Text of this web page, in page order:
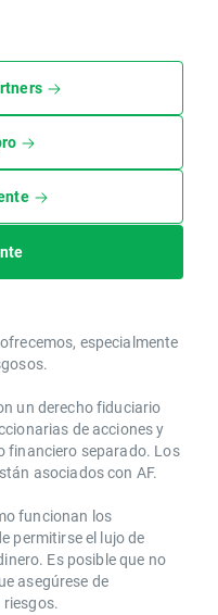
especialmente
un derecho fiduciario
de acciones y
financiero separado. Los
asociados con AF.
funcionan los
permitirse el lujo de
Es posible que no
asegúrese de